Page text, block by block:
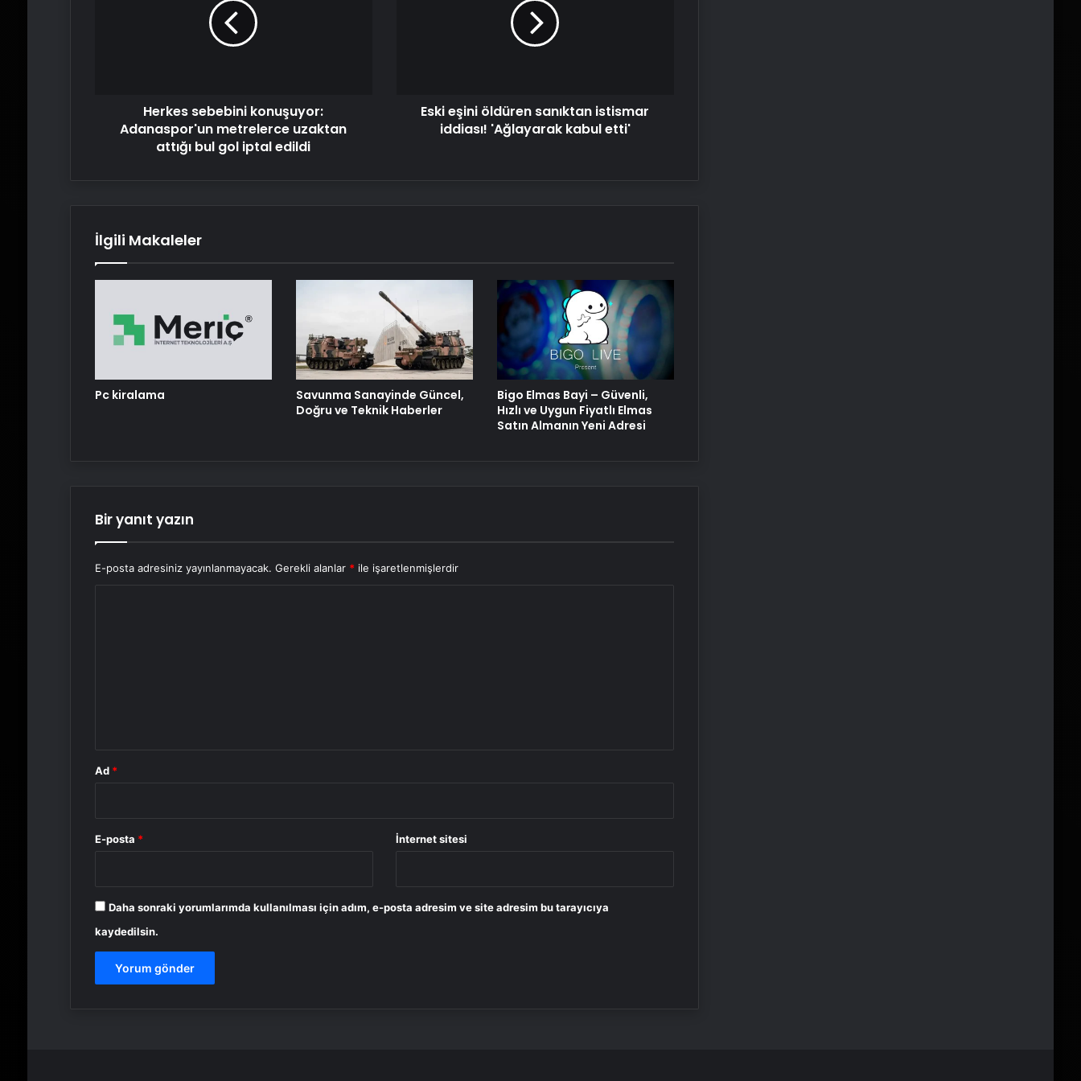
Herkes sebebini konuşuyor:
Adanaspor'un metrelerce uzaktan
attığı bul gol iptal edildi
Eski eşini öldüren sanıktan istismar
iddiası! 'Ağlayarak kabul etti'
İlgili Makaleler
Pc kiralama
Savunma Sanayinde Güncel,
Doğru ve Teknik Haberler
Bigo Elmas Bayi – Güvenli,
Hızlı ve Uygun Fiyatlı Elmas
Satın Almanın Yeni Adresi
Bir yanıt yazın
E-posta adresiniz yayınlanmayacak. Gerekli alanlar * ile işaretlenmişlerdir
Ad *
E-posta * İnternet sitesi
Daha sonraki yorumlarımda kullanılması için adım, e-posta adresim ve site adresim bu tarayıcıya
kaydedilsin.